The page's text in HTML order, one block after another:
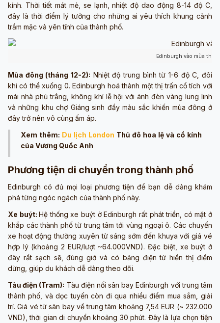
kính. Thời tiết mát mẻ, se lạnh, nhiệt độ dao động 8-14 độ C,
đây là thời điểm lý tưởng cho những ai yêu thích khung cảnh
trầm mặc và yên tĩnh của thành phố.
Edinburgh vào mùa thu
Mùa đông (tháng 12-2): Nhiệt độ trung bình từ 1-6 độ C, đôi
khi có thể xuống 0. Edinburgh hoá thành một thị trấn cổ tích với
mái nhà phủ trắng, không khí lễ hội với ánh đèn vàng lung linh
và những khu chợ Giáng sinh đầy màu sắc khiến mùa đông ở
đây trở nên vô cùng ấm áp.
Xem thêm: Du lịch London Thủ đô hoa lệ và cổ kính
của Vương Quốc Anh
Phương tiện di chuyển trong thành phố
Edinburgh có đủ mọi loại phương tiện để bạn dễ dàng khám
phá từng ngóc ngách của thành phố này.
Xe buýt:Hệ thống xe buýt ở Edinburgh rất phát triển, có mặt ở
khắp các thành phố từ trung tâm tới vùng ngoại ô. Các chuyến
xe hoạt động thường xuyên từ sáng sớm đến khuya với giá vé
hợp lý (khoảng 2 EUR/lượt ~64.000VND). Đặc biệt, xe buýt ở
đây rất sạch sẽ, đúng giờ và có bảng điện tử hiển thị điểm
dừng, giúp du khách dễ dàng theo dõi.
Tàu điện (Tram): Tàu điện nối sân bay Edinburgh với trung tâm
thành phố, và dọc tuyến còn đi qua nhiều điểm mua sắm, giải
trí. Giá vé từ sân bay về trung tâm khoảng 7,54 EUR (~ 232.000
VND), thời gian di chuyển khoảng 30 phút. Đây là lựa chọn tiện